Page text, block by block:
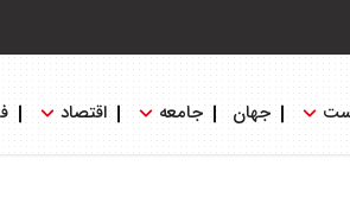
جهان جامعه اقتصاد